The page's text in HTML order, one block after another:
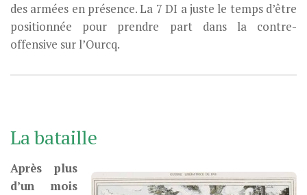
des armées en présence. La 7 DI a juste le temps d’être
positionnée pour prendre part dans la contre-
offensive sur l’Ourcq.
La bataille
Après plus
d’un mois